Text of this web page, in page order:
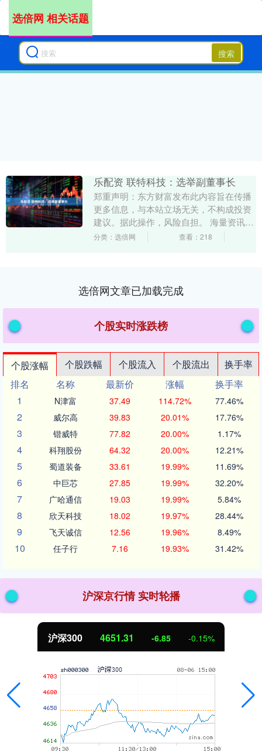
搜索
选倍网 相关话题
乐配资 联特科技：选举副董事长
郑重声明：东方财富发布此内容旨在传播
更多信息，与本站立场无关，不构成投资
建议。据此操作，风险自担。 海量资讯、
精准解读，尽在新浪财经APP....
分类：选倍网 查看：218
选倍网文章已加载完成
个股实时涨跌榜
个股涨幅 个股跌幅 个股流入 个股流出
换手率
排名
名称 最新价 涨幅
换手率
1
N津富 37.49 114.72% 77.46%
2 威尔高 39.83 20.01% 17.76%
3 锴威特 77.82 20.00% 1.17%
4 科翔股份 64.32 20.00% 12.21%
5 蜀道装备 33.61 19.99% 11.69%
6 中巨芯 27.85 19.99% 32.20%
7 广哈通信 19.03 19.99% 5.84%
8 欣天科技 18.02 19.97% 28.44%
9 飞天诚信 12.56 19.96% 8.49%
10 任子行 7.16 19.93% 31.42%
沪深京行情 实时轮播
沪深300 4651.31 -6.85 -0.15%